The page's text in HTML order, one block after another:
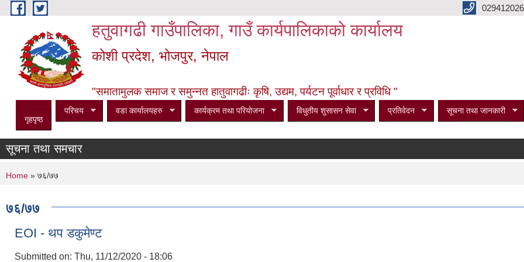
Skip to main content
हतुवागढी गाउँपालिका, गाउँ कार्यपालिकाको कार्यालय
कोशी प्रदेश, भोजपुर, नेपाल
"समातामुलक समाज र समुन्नत हातुवागढीः कृषि, उद्यम, पर्यटन पूर्वाधार र प्रविधि "
गृहपृष्ठ
परिचय वडा कार्यालयहरु कार्यक्रम तथा परियोजना विधुतीय शुसासन सेवा प्रतिवेदन सूचना तथा जानकारी
सूचना तथा समचार
You are here
Home » ७६/७७
७६/७७
EOI - थप डकुमेण्ट
Submitted on: Thu, 11/12/2020 - 18:06